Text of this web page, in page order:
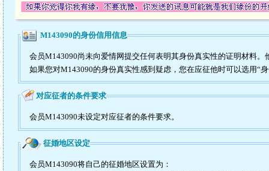
M143090的身份信用信息
会员M143090尚未向爱情网提交任何表明其身份真实性的证明材料。
如果您对M143090的身份真实性感到疑虑，您在应征他时可以选用“
对应征者的条件要求
会员M143090未设定对应征者的条件要求。
征婚地区设定
会员M143090将自己的征婚地区设置为：